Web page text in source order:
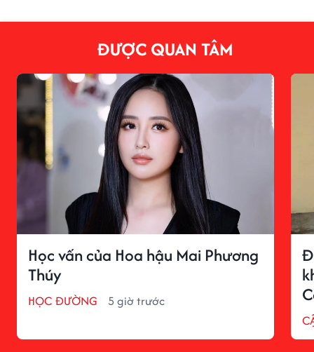
ĐƯỢC QUAN TÂM
Học vấn của Hoa hậu Mai Phương
Thúy
HỌC ĐƯỜNG 5 giờ trước